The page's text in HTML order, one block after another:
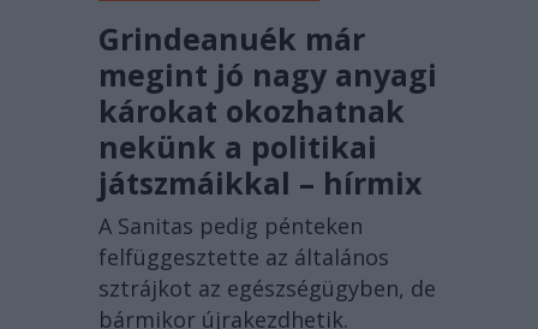
Grindeanuék már
megint jó nagy anyagi
károkat okozhatnak
nekünk a politikai
játszmáikkal – hírmix
A Sanitas pedig pénteken
felfüggesztette az általános
sztrájkot az egészségügyben, de
bármikor újrakezdhetik.